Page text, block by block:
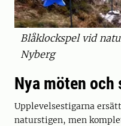
Blåklockspel vid
Nyberg
Nya möten och
Upplevelsestigarna
naturstigen, men